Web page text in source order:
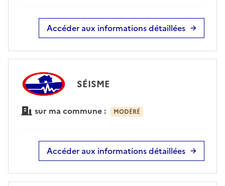
Accéder aux informations détaillées
SÉISME
sur ma commune : MODÉRÉ
Accéder aux informations détaillées